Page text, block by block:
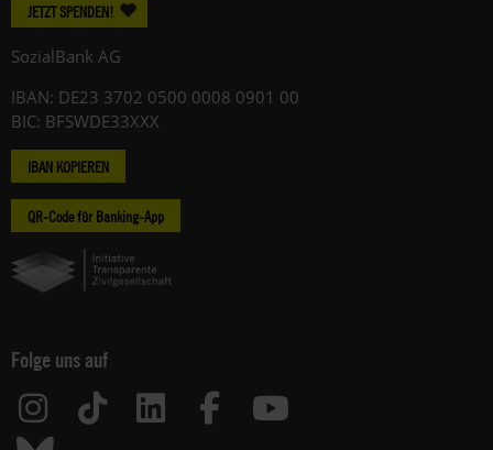
JETZT SPENDEN!
SozialBank AG
IBAN: DE23 3702 0500 0008 0901 00
BIC: BFSWDE33XXX
IBAN KOPIEREN
QR-Code für Banking-App
Folge uns auf